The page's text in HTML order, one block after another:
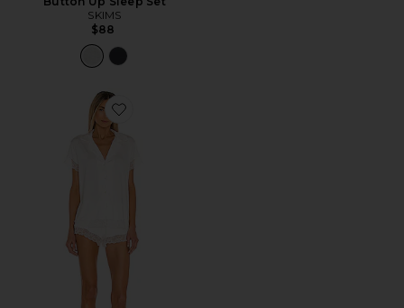
SKIMS
$88
Favorite Malou Lace PJ Set